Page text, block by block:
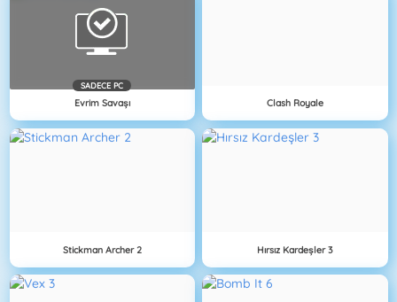
SADECE PC
Evrim Savaşı Clash Royale
Stickman Archer 2 Hırsız Kardeşler 3